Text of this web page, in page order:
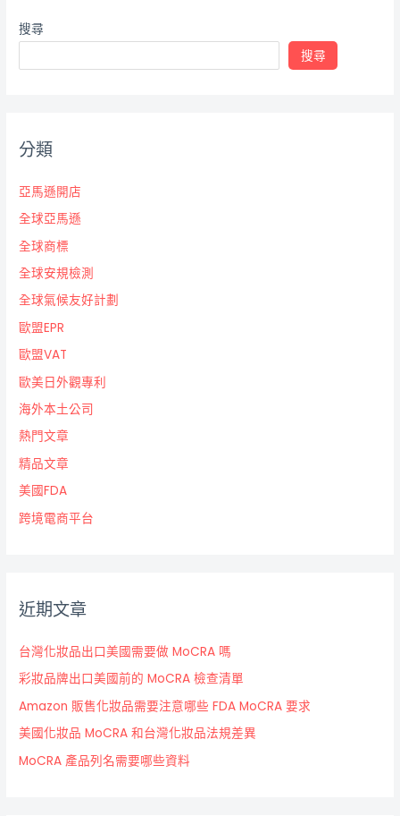
搜尋
搜尋
分類
亞馬遜開店
全球亞馬遜
全球商標
全球安規檢測
全球氣候友好計劃
歐盟EPR
歐盟VAT
歐美日外觀專利
海外本土公司
熱門文章
精品文章
美國FDA
跨境電商平台
近期文章
台灣化妝品出口美國需要做 MoCRA 嗎
彩妝品牌出口美國前的 MoCRA 檢查清單
Amazon 販售化妝品需要注意哪些 FDA MoCRA 要求
美國化妝品 MoCRA 和台灣化妝品法規差異
MoCRA 產品列名需要哪些資料